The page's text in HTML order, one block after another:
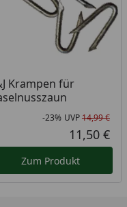
Preis
Krampen für
-23% UVP14,99 €
11,50 €
Zum Produkt